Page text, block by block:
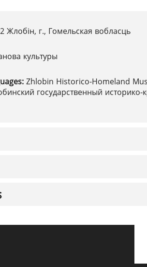
Жлобін, г., Гомельская вобласць
культуры
Zhlobin Historico-Homeland
государственный историко-